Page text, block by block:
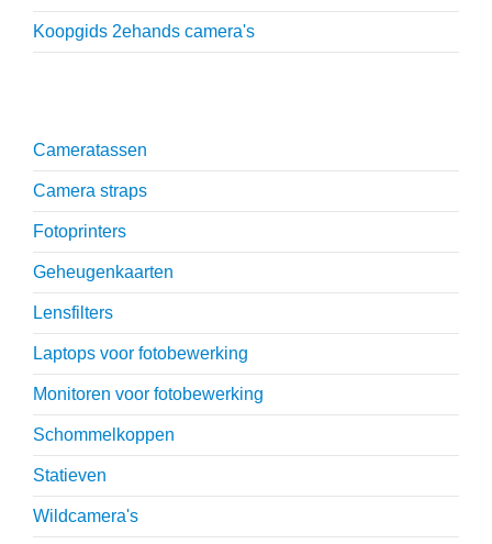
Koopgids 2ehands camera's
Cameratassen
Camera straps
Fotoprinters
Geheugenkaarten
Lensfilters
Laptops voor fotobewerking
Monitoren voor fotobewerking
Schommelkoppen
Statieven
Wildcamera's